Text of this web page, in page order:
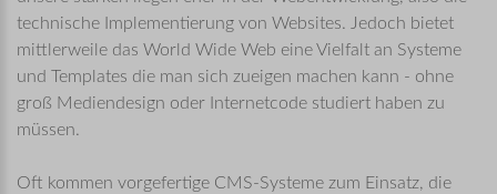
technische Implementierung von Websites. Jedoch bietet
mittlerweile das World Wide Web eine Vielfalt an Systeme
und Templates die man sich zueigen machen kann - ohne
groß Mediendesign oder Internetcode studiert haben zu
müssen.
Oft kommen vorgefertige CMS-Systeme zum Einsatz, die